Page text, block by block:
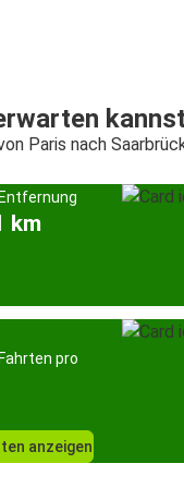
kannst
Paris nach
km
pro
anzeigen